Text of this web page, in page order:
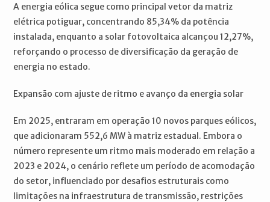
A energia eólica segue como principal vetor da matriz
elétrica potiguar, concentrando 85,34% da potência
instalada, enquanto a solar fotovoltaica alcançou 12,27%,
reforçando o processo de diversificação da geração de
energia no estado.
Expansão com ajuste de ritmo e avanço da energia solar
Em 2025, entraram em operação 10 novos parques eólicos,
que adicionaram 552,6 MW à matriz estadual. Embora o
número represente um ritmo mais moderado em relação a
2023 e 2024, o cenário reflete um período de acomodação
do setor, influenciado por desafios estruturais como
limitações na infraestrutura de transmissão, restrições